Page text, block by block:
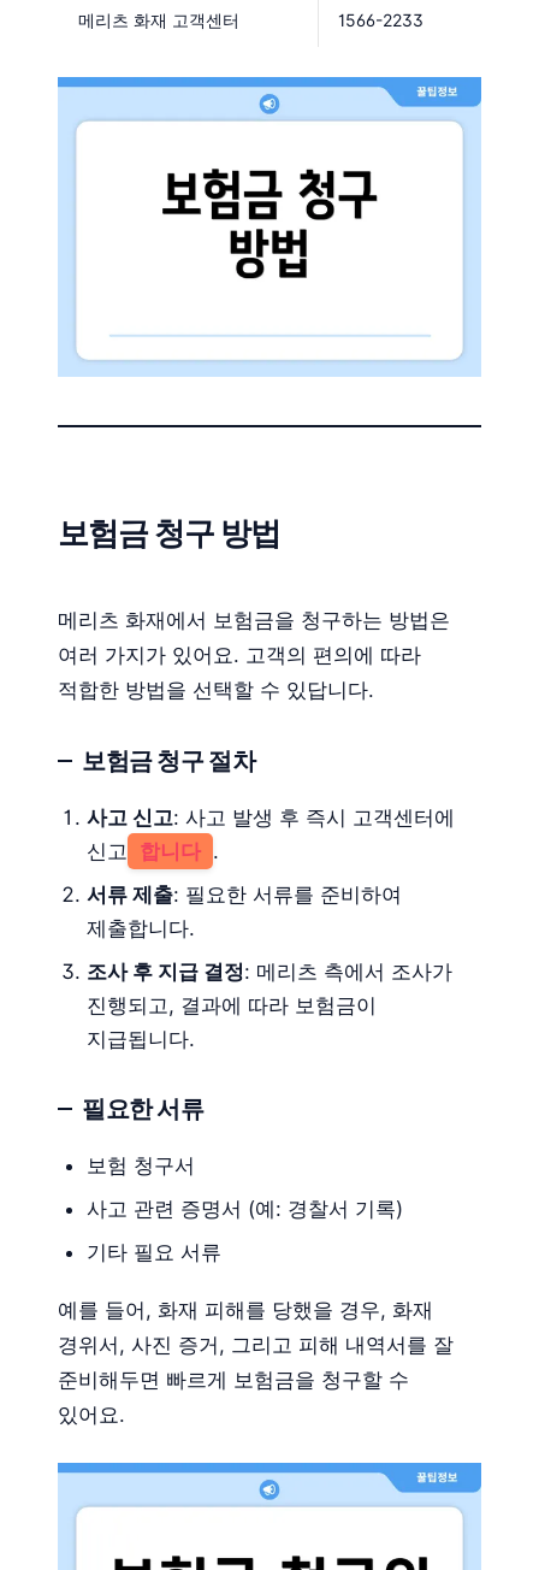
메리츠 화재 고객센터 1566-2233
보험금 청구 방법
메리츠 화재에서 보험금을 청구하는 방법은
여러 가지가 있어요. 고객의 편의에 따라
적합한 방법을 선택할 수 있답니다.
보험금 청구 절차
사고 신고: 사고 발생 후 즉시 고객센터에
신고
합니다 .
서류 제출: 필요한 서류를 준비하여
제출합니다.
조사 후 지급 결정: 메리츠 측에서 조사가
진행되고, 결과에 따라 보험금이
지급됩니다.
필요한 서류
보험 청구서
사고 관련 증명서 (예: 경찰서 기록)
기타 필요 서류
예를 들어, 화재 피해를 당했을 경우, 화재
경위서, 사진 증거, 그리고 피해 내역서를 잘
준비해두면 빠르게 보험금을 청구할 수
있어요.